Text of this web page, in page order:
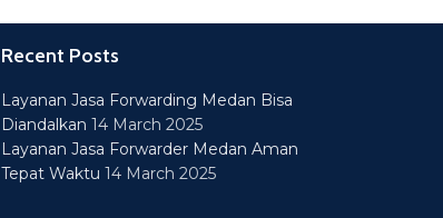
Recent Posts
Layanan Jasa Forwarding Medan Bisa
Diandalkan 14 March 2025
Layanan Jasa Forwarder Medan Aman
Tepat Waktu 14 March 2025